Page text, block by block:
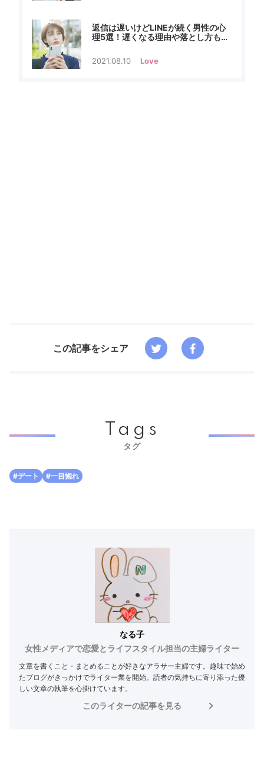
返信は遅いけどLINEが続く男性の心
理5選！遅くなる理由や落とし方も解
2021.08.10 Love
この記事をシェア
Tags
タグ
#デート #一目惚れ
なる子
女性メディアで恋愛とライフスタイル担当の主婦ライター
文章を書くこと・まとめることが好きなアラサー主婦です。趣味で始め
たブログがきっかけでライター業を開始。読者の気持ちに寄り添った優
しい文章の執筆を心掛けています。
このライターの記事を見る